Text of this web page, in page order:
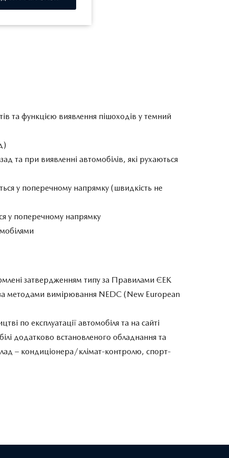
та функцією виявлення пішоходів у темний
та при виявленні автомобілів, які рухаються
у поперечному напрямку (швидкість не
у поперечному напрямку
затвердженням типу за Правилами ЄЕК
методами вимірювання NEDC (New European
по експлуатації автомобіля та на сайті
додатково встановленого обладнання та
– кондиціонера/клімат-контролю, спорт-